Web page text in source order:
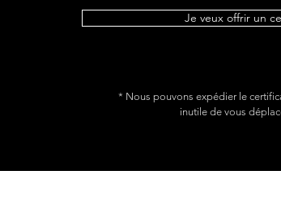
Je veux offrir un
* Nous pouvons expédier le
inutile de vous